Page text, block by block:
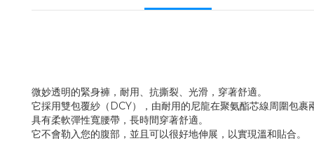
微妙透明的緊身褲，耐用、抗撕裂、光滑，穿著舒適。
它採用雙包覆紗（DCY），由耐用的尼龍在聚氨酯芯線周圍包
具有柔軟彈性寬腰帶，長時間穿著舒適。
它不會勒入您的腹部，並且可以很好地伸展，以實現溫和貼合。